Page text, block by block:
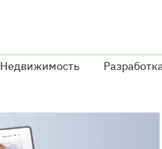
Недвижимость